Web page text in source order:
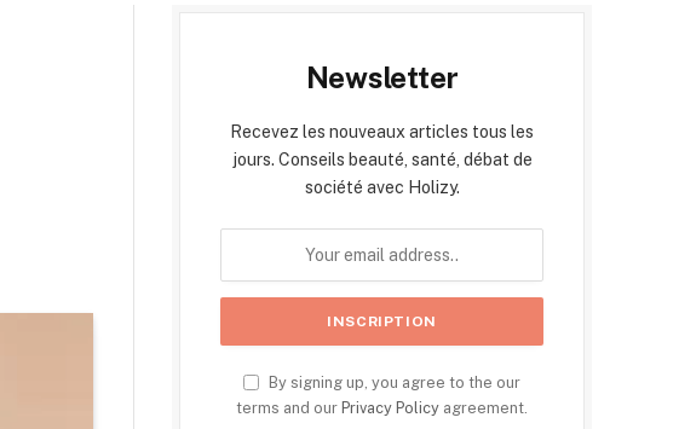
Newsletter
Recevez les nouveaux articles tous les
jours. Conseils beauté, santé, débat de
société avec Holizy.
By signing up, you agree to the our
terms and our Privacy Policy agreement.